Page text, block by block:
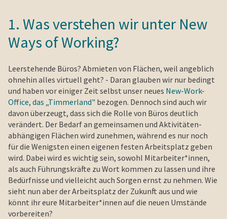
1. Was verstehen wir unter New
Ways of Working?
Leerstehende Büros? Abmieten von Flächen, weil angeblich
ohnehin alles virtuell geht? - Daran glauben wir nur bedingt
und haben vor einiger Zeit selbst unser neues New-Work-
Office, das „Timmerland" bezogen. Dennoch sind auch wir
davon überzeugt, dass sich die Rolle von Büros deutlich
verändert. Der Bedarf an gemeinsamen und Aktivitäten-
abhängigen Flächen wird zunehmen, während es nur noch
für die Wenigsten einen eigenen festen Arbeitsplatz geben
wird. Dabei wird es wichtig sein, sowohl Mitarbeiter*innen,
als auch Führungskräfte zu Wort kommen zu lassen und ihre
Bedürfnisse und vielleicht auch Sorgen ernst zu nehmen. Wie
sieht nun aber der Arbeitsplatz der Zukunft aus und wie
könnt ihr eure Mitarbeiter*innen auf die neuen Umstände
vorbereiten?